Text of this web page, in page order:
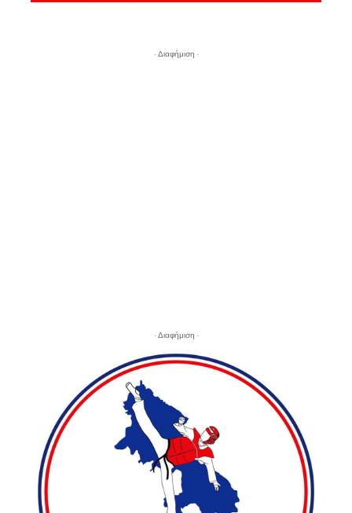
- Διαφήμιση -
- Διαφήμιση -